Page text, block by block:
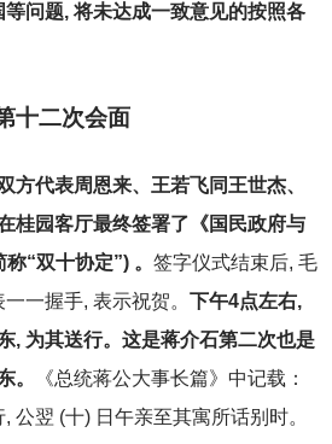
问题, 将未达成一致意见的按照各
十二次会面
方代表周恩来、王若飞同王世杰、
桂园客厅最终签署了《国民政府与
“双十协定”) 。 签字仪式结束后, 毛
一握手, 表示祝贺。 下午4点左右,
, 为其送行。这是蒋介石第二次也是
。
《总统蒋公大事长篇》中记载：
公翌 (十) 日午亲至其寓所话别时。